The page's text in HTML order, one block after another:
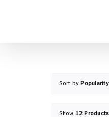
Sort byPopularity
Show 12 Products